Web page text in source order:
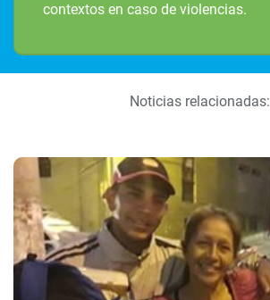
contextos en caso de violencias.
Noticias relacionadas: